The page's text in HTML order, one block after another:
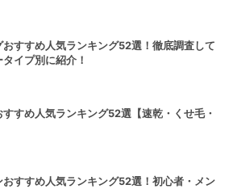
おすすめ人気ランキング52選！徹底調査して
イプ別に紹介！
すすめ人気ランキング52選【速乾・くせ毛・
おすすめ人気ランキング52選！初心者・メン